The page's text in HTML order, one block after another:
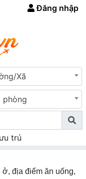
Đăng nhập
Xã
phòng
trú
địa điểm ăn uống,